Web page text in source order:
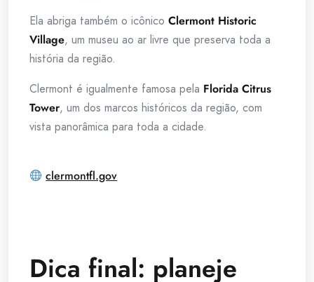
Ela abriga também o icônico Clermont Historic
Village, um museu ao ar livre que preserva toda a
história da região.
Clermont é igualmente famosa pela Florida Citrus
Tower, um dos marcos históricos da região, com
vista panorâmica para toda a cidade.
clermontfl.gov
Dica final: planeje